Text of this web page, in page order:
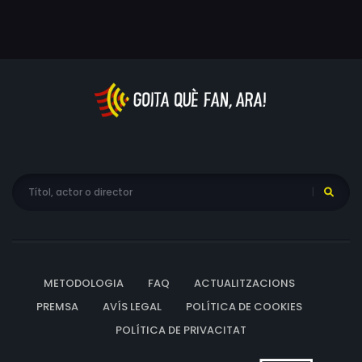
METODOLOGIA FAQ
ACTUALITZACIONS
PREMSA
AVÍS LEGAL
POLÍTICA DE COOKIES
POLÍTICA DE PRIVACITAT